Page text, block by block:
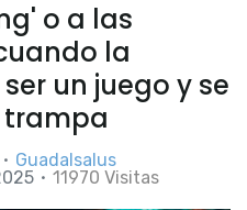
o a las
la
un juego y se
trampa
Guadalsalus
11970 Visitas